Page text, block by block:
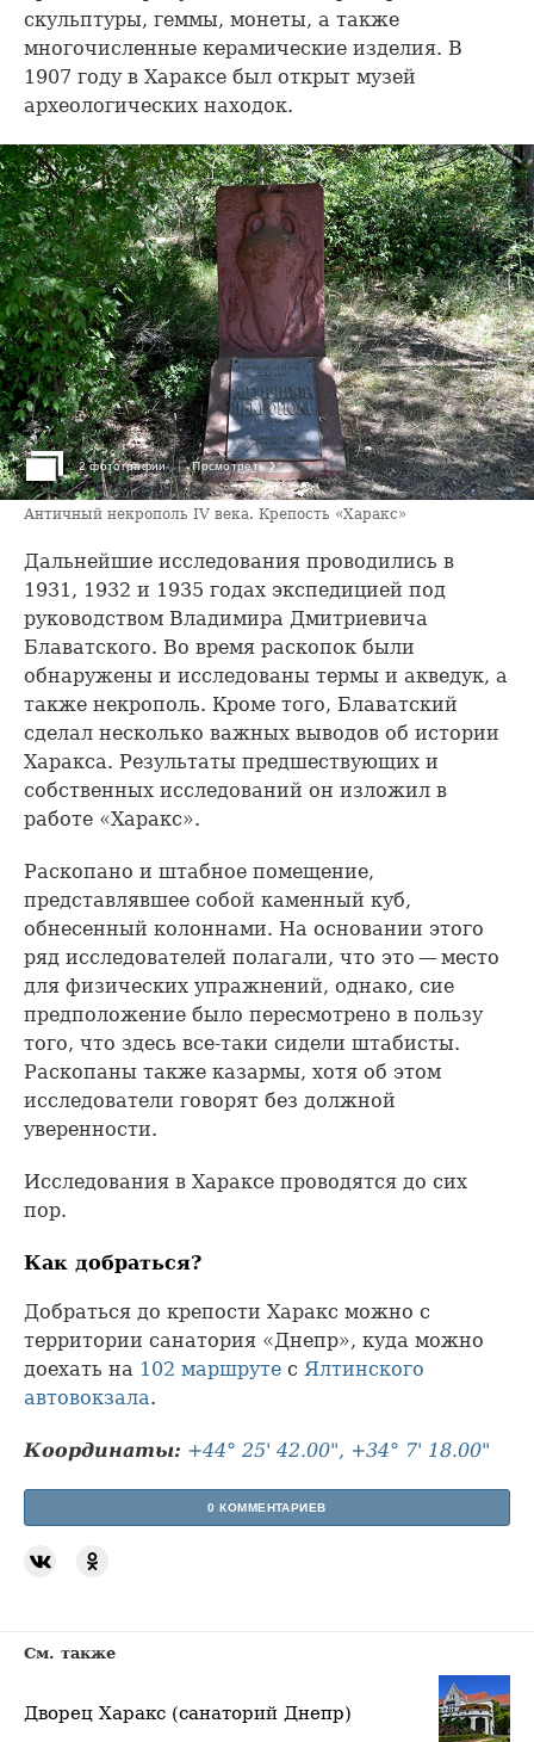
скульптуры, геммы, монеты, а также
многочисленные керамические изделия. В
1907 году в Хараксе был открыт музей
археологических находок.
2 фотографии Посмотреть ›
Античный некрополь IV века. Крепость «Харакс»
Дальнейшие исследования проводились в
1931, 1932 и 1935 годах экспедицией под
руководством Владимира Дмитриевича
Блаватского. Во время раскопок были
обнаружены и исследованы термы и акведук, а
также некрополь. Кроме того, Блаватский
сделал несколько важных выводов об истории
Харакса. Результаты предшествующих и
собственных исследований он изложил в
работе «Харакс».
Раскопано и штабное помещение,
представлявшее собой каменный куб,
обнесенный колоннами. На основании этого
ряд исследователей полагали, что это — место
для физических упражнений, однако, сие
предположение было пересмотрено в пользу
того, что здесь все-таки сидели штабисты.
Раскопаны также казармы, хотя об этом
исследователи говорят без должной
уверенности.
Исследования в Хараксе проводятся до сих
пор.
Как добраться?
Добраться до крепости Харакс можно с
территории санатория «Днепр», куда можно
доехать на 102 маршруте с Ялтинского
автовокзала.
Координаты: +44° 25' 42.00", +34° 7' 18.00"
0 КОММЕНТАРИЕВ
См. также
Дворец Харакс (санаторий Днепр)